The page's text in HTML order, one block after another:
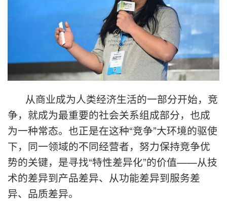
从商业成为人类经济生活的一部分开始，竞
争，就成为最重要的社会关系组成部分，也成
为一种常态。也正是在这种“竞争”大环境的驱使
下，同一领域的不同经营者，努力保持竞争优
势的关键，是寻找“特性差异化”的价值——从技
术的差异到产品差异、从功能差异到服务差
异、品质差异。